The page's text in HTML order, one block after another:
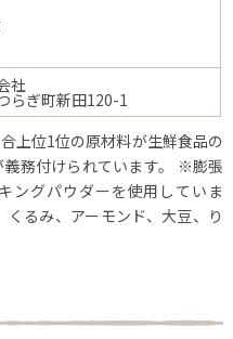
社
らぎ町新田120-1
上位1位の原材料が生鮮食品の
務付けられています。
※膨張
ングパウダーを使用していま
るみ、アーモンド、大豆、り